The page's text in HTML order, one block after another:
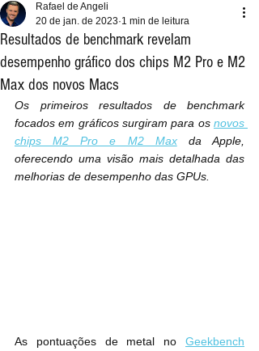
Resultados de benchmark revelam
desempenho gráfico dos chips M2 Pro e M2
Max dos novos Macs
Rafael de Angeli
20 de jan. de 2023 1 min de leitura
Os primeiros resultados de benchmark
focados em gráficos surgiram para os novos
chips M2 Pro e M2 Max da Apple,
oferecendo uma visão mais detalhada das
melhorias de desempenho das GPUs.
As pontuações de metal no Geekbench